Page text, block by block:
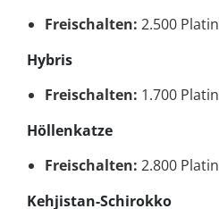
Freischalten: 2.500 Platin
Hybris
Freischalten: 1.700 Platin
Höllenkatze
Freischalten: 2.800 Platin
Kehjistan-Schirokko